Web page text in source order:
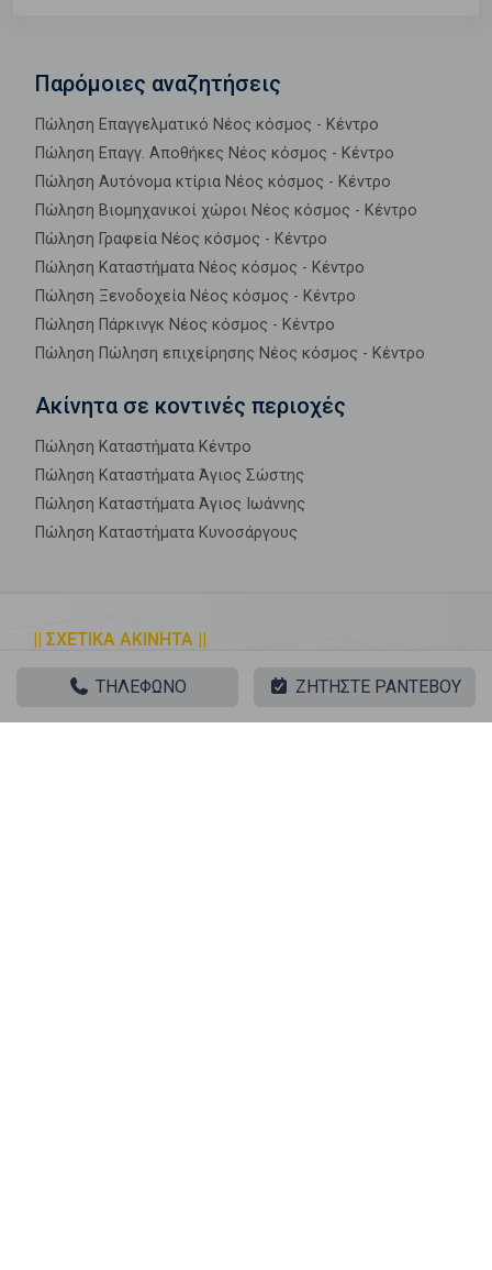
Παρόμοιες αναζητήσεις
Πώληση Επαγγελματικό Νέος κόσμος - Κέντρο
Πώληση Επαγγ. Αποθήκες Νέος κόσμος - Κέντρο
Πώληση Αυτόνομα κτίρια Νέος κόσμος - Κέντρο
Πώληση Βιομηχανικοί χώροι Νέος κόσμος - Κέντρο
Πώληση Γραφεία Νέος κόσμος - Κέντρο
Πώληση Καταστήματα Νέος κόσμος - Κέντρο
Πώληση Ξενοδοχεία Νέος κόσμος - Κέντρο
Πώληση Πάρκινγκ Νέος κόσμος - Κέντρο
Πώληση Πώληση επιχείρησης Νέος κόσμος - Κέντρο
Ακίνητα σε κοντινές περιοχές
Πώληση Καταστήματα Κέντρο
Πώληση Καταστήματα Άγιος Σώστης
Πώληση Καταστήματα Άγιος Ιωάννης
Πώληση Καταστήματα Κυνοσάργους
|| ΣΧΕΤΙΚΑ ΑΚΙΝΗΤΑ ||
Πώληση, Επαγγελματικό, Κατάστημα
‹ ›
ΤΗΛΕΦΩΝΟ ΖΗΤΗΣΤΕ ΡΑΝΤΕΒΟΥ